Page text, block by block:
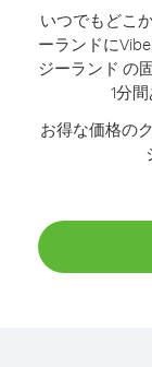
いつでもどこ
ーランドに
ジーランド の
1分
お得な価格の